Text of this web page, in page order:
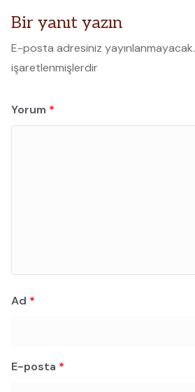
Bir yanıt yazın
E-posta adresiniz yayınlanmayacak.
işaretlenmişlerdir
Yorum *
Ad *
E-posta *